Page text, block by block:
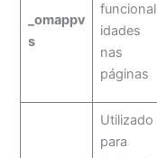
_omappv
s
funcional
idades
nas
páginas
Utilizado
para